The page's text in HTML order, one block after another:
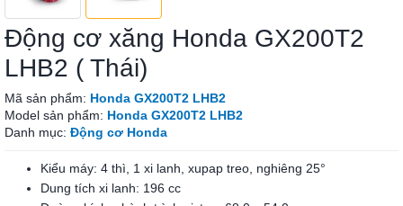
Động cơ xăng Honda GX200T2
LHB2 ( Thái)
Mã sản phẩm: Honda GX200T2 LHB2
Model sản phẩm: Honda GX200T2 LHB2
Danh mục: Động cơ Honda
Kiểu máy: 4 thì, 1 xi lanh, xupap treo, nghiêng 25°
Dung tích xi lanh: 196 cc